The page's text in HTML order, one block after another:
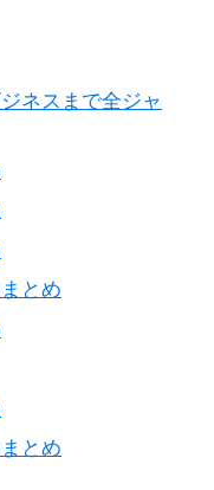
ネスまで全ジャ
とめ
とめ